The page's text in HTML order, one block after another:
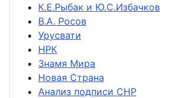
К.Е.Рыбак и Ю.С.Избачков
В.А. Росов
Урусвати
НРК
Знамя Мира
Новая Страна
Анализ подписи СНР